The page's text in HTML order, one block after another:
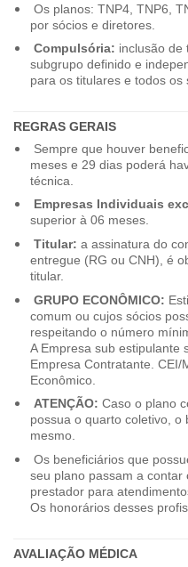
Os planos: TNP4, TNP6,
por sócios e diretores.
Compulsória: inclusão de
subgrupo definido e
para os titulares e todos os
REGRAS GERAIS
Sempre que houver
meses e 29 dias poderá
técnica.
Empresas Individuais
superior à 06 meses.
Titular: a assinatura do
entregue (RG ou CNH), é
titular.
GRUPO ECONÔMICO:
comum ou cujos sócios
respeitando o número
A Empresa sub estipulante
Empresa Contratante.
Econômico.
ATENÇÃO: Caso o plano
possua o quarto coletivo,
mesmo.
Os beneficiários que
seu plano passam a
prestador para
Os honorários desses
AVALIAÇÃO MÉDICA